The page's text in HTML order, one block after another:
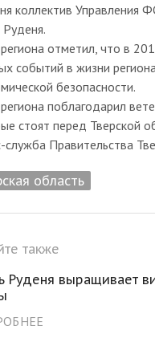
коллектив Управления
Руденя.
региона отметил, что в
событий в жизни
безопасности.
региона поблагодарил
стоят перед Тверской
служба Правительства
область
также
Руденя выращивает